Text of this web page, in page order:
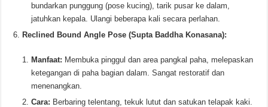
bundarkan punggung (pose kucing), tarik pusar ke dalam,
jatuhkan kepala. Ulangi beberapa kali secara perlahan.
Reclined Bound Angle Pose (Supta Baddha Konasana):
Manfaat: Membuka pinggul dan area pangkal paha, melepaskan
ketegangan di paha bagian dalam. Sangat restoratif dan
menenangkan.
Cara: Berbaring telentang, tekuk lutut dan satukan telapak kaki.